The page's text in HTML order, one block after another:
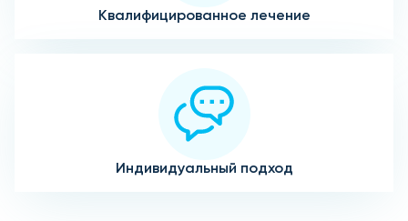
Квалифицированное лечение
Индивидуальный подход